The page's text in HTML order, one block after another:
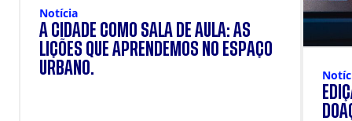
Notícia
A CIDADE COMO SALA DE AULA: AS
LIÇÕES QUE APRENDEMOS NO ESPAÇO
URBANO.